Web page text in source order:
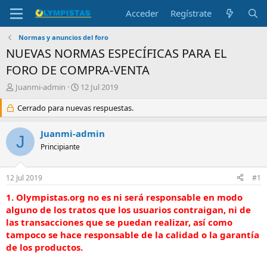
Acceder Regístrate
Normas y anuncios del foro
NUEVAS NORMAS ESPECÍFICAS PARA EL
FORO DE COMPRA-VENTA
I
c
i
d
o
d
e
t
e
m
a
Juanmi-admin
F
c
h
d
i
c
i
o
12 Jul 2019
Cerrado para nuevas respuestas.
J Juanmi-admin
Principiante
12 Jul 2019 #1
1. Olympistas.org no es ni será responsable en modo
alguno de los tratos que los usuarios contraigan, ni de
las transacciones que se puedan realizar, así como
tampoco se hace responsable de la calidad o la garantía
de los productos.